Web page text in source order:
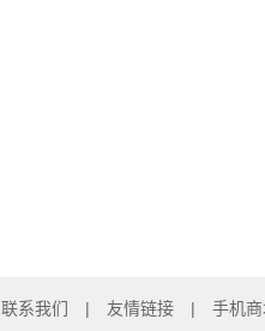
联系我们 | 友情链接 | 手机